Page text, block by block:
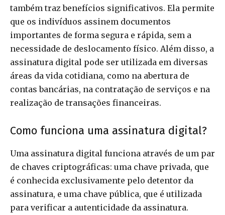
também traz benefícios significativos. Ela permite
que os indivíduos assinem documentos
importantes de forma segura e rápida, sem a
necessidade de deslocamento físico. Além disso, a
assinatura digital pode ser utilizada em diversas
áreas da vida cotidiana, como na abertura de
contas bancárias, na contratação de serviços e na
realização de transações financeiras.
Como funciona uma assinatura digital?
Uma assinatura digital funciona através de um par
de chaves criptográficas: uma chave privada, que
é conhecida exclusivamente pelo detentor da
assinatura, e uma chave pública, que é utilizada
para verificar a autenticidade da assinatura.